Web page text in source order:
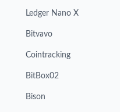
Ledger Nano X
Bitvavo
Cointracking
BitBox02
Bison